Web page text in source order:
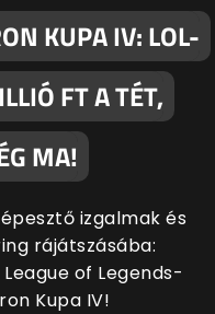
KUPA IV: LOL-
FT A TÉT,
MA!
izgalmak és
rájátszásába:
of Legends-
Kupa IV!